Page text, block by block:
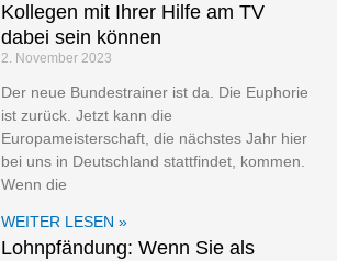
Kollegen mit Ihrer Hilfe am TV
dabei sein können
2. November 2023
Der neue Bundestrainer ist da. Die Euphorie
ist zurück. Jetzt kann die
Europameisterschaft, die nächstes Jahr hier
bei uns in Deutschland stattfindet, kommen.
Wenn die
WEITER LESEN »
Lohnpfändung: Wenn Sie als